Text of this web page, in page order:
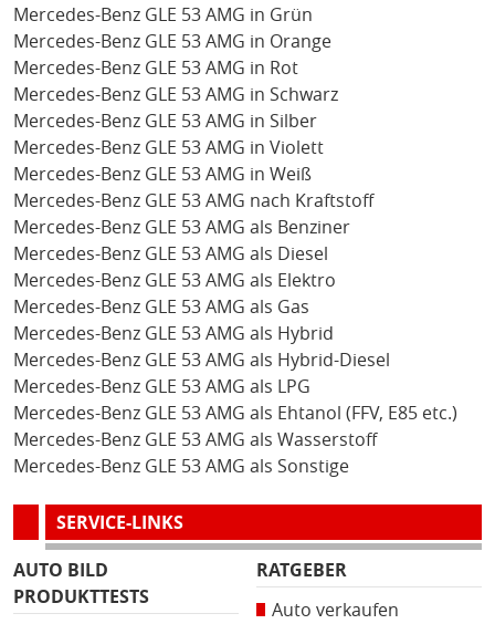
Mercedes-Benz GLE 53 AMG in Grün
Mercedes-Benz GLE 53 AMG in Orange
Mercedes-Benz GLE 53 AMG in Rot
Mercedes-Benz GLE 53 AMG in Schwarz
Mercedes-Benz GLE 53 AMG in Silber
Mercedes-Benz GLE 53 AMG in Violett
Mercedes-Benz GLE 53 AMG in Weiß
Mercedes-Benz GLE 53 AMG nach Kraftstoff
Mercedes-Benz GLE 53 AMG als Benziner
Mercedes-Benz GLE 53 AMG als Diesel
Mercedes-Benz GLE 53 AMG als Elektro
Mercedes-Benz GLE 53 AMG als Gas
Mercedes-Benz GLE 53 AMG als Hybrid
Mercedes-Benz GLE 53 AMG als Hybrid-Diesel
Mercedes-Benz GLE 53 AMG als LPG
Mercedes-Benz GLE 53 AMG als Ehtanol (FFV, E85 etc.)
Mercedes-Benz GLE 53 AMG als Wasserstoff
Mercedes-Benz GLE 53 AMG als Sonstige
SERVICE-LINKS
AUTO BILD
PRODUKTTESTS
RATGEBER
Auto verkaufen